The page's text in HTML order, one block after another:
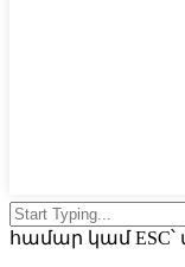
համար կամ